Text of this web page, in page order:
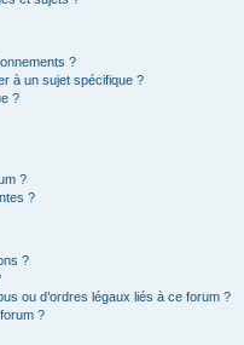
?
à un sujet spécifique ?
?
?
?
?
ou d’ordres légaux liés à ce forum ?
?